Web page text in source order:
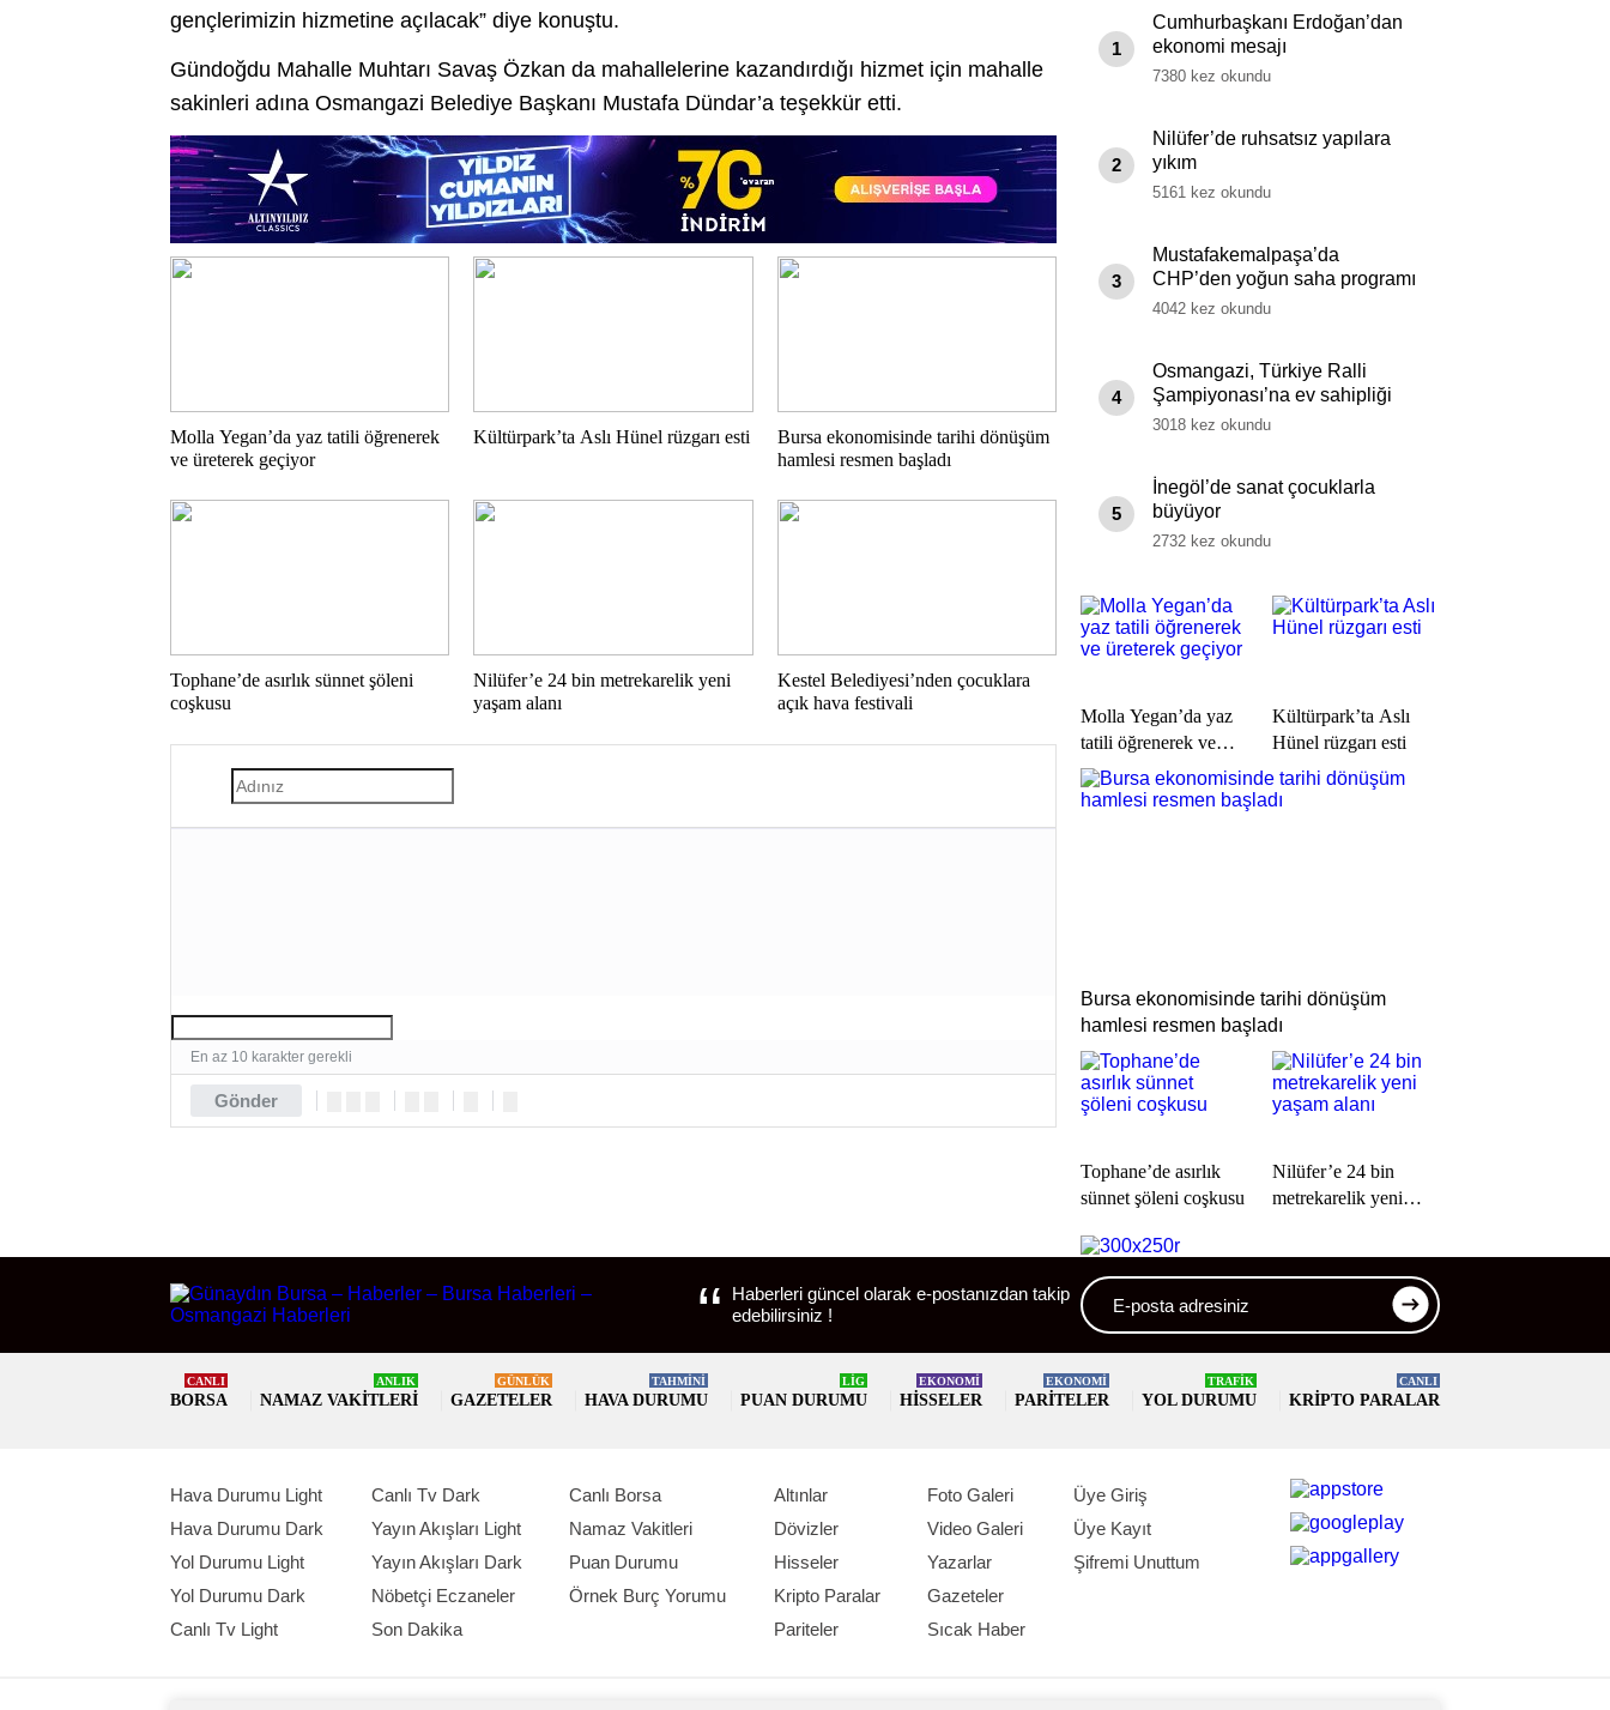
gençlerimizin hizmetine açılacak” diye konuştu.
Gündoğdu Mahalle Muhtarı Savaş Özkan da mahallelerine kazandırdığı hizmet için mahalle
sakinleri adına Osmangazi Belediye Başkanı Mustafa Dündar’a teşekkür etti.
Molla Yegan’da yaz tatili öğrenerek
ve üreterek geçiyor
Kültürpark’ta Aslı Hünel rüzgarı esti
Bursa ekonomisinde tarihi dönüşüm
hamlesi resmen başladı
Tophane’de asırlık sünnet şöleni
coşkusu
Nilüfer’e 24 bin metrekarelik yeni
yaşam alanı
Kestel Belediyesi’nden çocuklara
açık hava festivali
Gönder
En az 10 karakter gerekli
1
Cumhurbaşkanı Erdoğan’dan
ekonomi mesajı
7380 kez okundu
2
Nilüfer’de ruhsatsız yapılara
yıkım
5161 kez okundu
3
Mustafakemalpaşa’da
CHP’den yoğun saha programı
4042 kez okundu
4
Osmangazi, Türkiye Ralli
Şampiyonası’na ev sahipliği
yapıyor
3018 kez okundu
5
İnegöl’de sanat çocuklarla
büyüyor
2732 kez okundu
Molla Yegan’da yaz
tatili öğrenerek ve
üreterek geçiyor
Kültürpark’ta Aslı
Hünel rüzgarı esti
Bursa ekonomisinde tarihi dönüşüm
hamlesi resmen başladı
Tophane’de asırlık
sünnet şöleni coşkusu
Nilüfer’e 24 bin
metrekarelik yeni
Haberleri güncel olarak e-postanızdan takip
edebilirsiniz !
BORSA
CANLI
NAMAZ VAKITLERI
ANLIK
GAZETELER
GÜNLÜK
HAVA DURUMU
TAHMİNİ
PUAN DURUMU
LİG
HISSELER
EKONOMİ
PARITELER
EKONOMİ
YOL DURUMU
TRAFİK
KRIPTO PARALAR
CANLI
Hava Durumu Light
Hava Durumu Dark
Yol Durumu Light
Yol Durumu Dark
Canlı Tv Light
Canlı Tv Dark
Yayın Akışları Light
Yayın Akışları Dark
Nöbetçi Eczaneler
Son Dakika
Canlı Borsa
Namaz Vakitleri
Puan Durumu
Örnek Burç Yorumu
Altınlar
Dövizler
Hisseler
Kripto Paralar
Pariteler
Foto Galeri
Video Galeri
Yazarlar
Gazeteler
Sıcak Haber
Üye Giriş
Üye Kayıt
Şifremi Unuttum